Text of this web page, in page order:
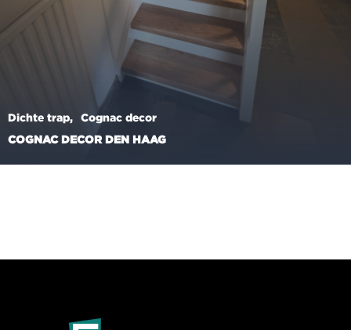
Dichte trap
Cognac decor
COGNAC DECOR DEN HAAG